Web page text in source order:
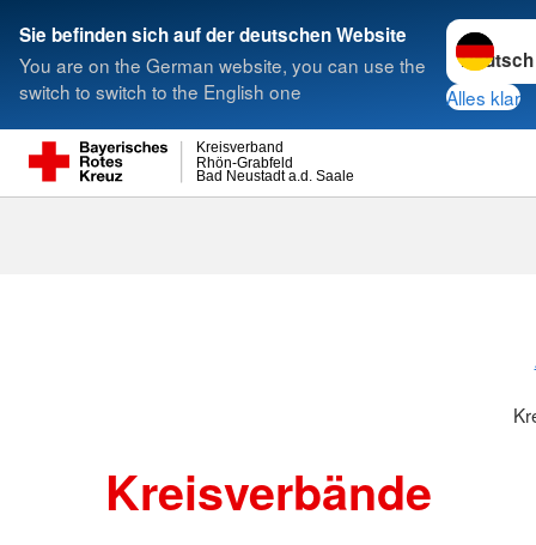
Sie befinden sich auf der deutschen Website
You are on the German website, you can use the
switch to switch to the English one
Sprache
Alles klar
Bad Neustadt a.d. Saale
Rhön-Grabfeld
Kreisverband
Suche
Kreisverbände